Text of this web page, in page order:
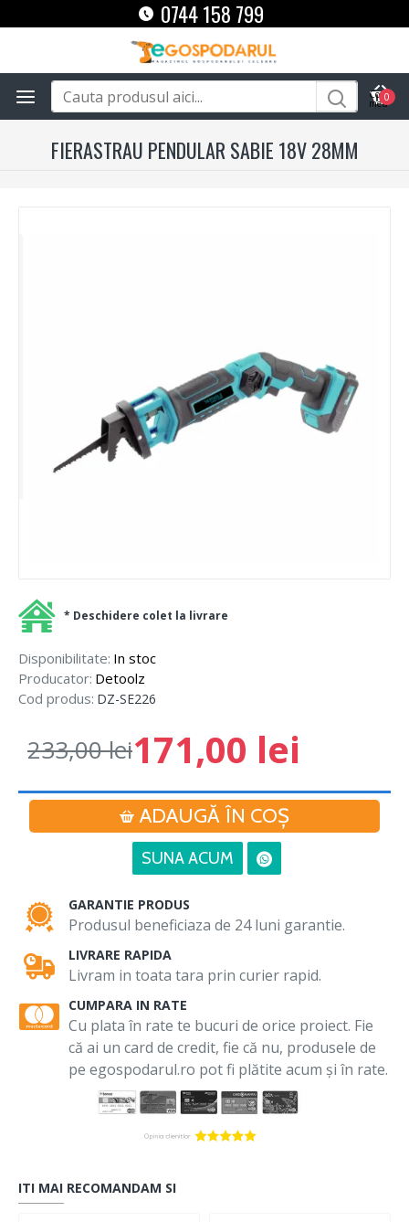
0744 158 799
0
FIERASTRAU PENDULAR SABIE 18V 28MM
Disponibilitate: In stoc
Producator: Detoolz
Cod produs: DZ-SE226
171,00 lei
233,00 lei
ADAUGĂ ÎN COŞ
SUNA ACUM
* Deschidere colet la livrare
GARANTIE PRODUS
Produsul beneficiaza de 24 luni garantie.
LIVRARE RAPIDA
Livram in toata tara prin curier rapid.
CUMPARA IN RATE
Cu plata în rate te bucuri de orice proiect. Fie
că ai un card de credit, fie că nu, produsele de
pe egospodarul.ro pot fi plătite acum și în rate.
ITI MAI RECOMANDAM SI